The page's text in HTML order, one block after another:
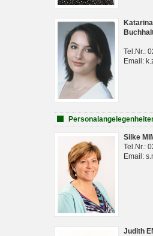
Tel.Nr.:
Email:
Silke
Tel.Nr.:
Email:
Judith